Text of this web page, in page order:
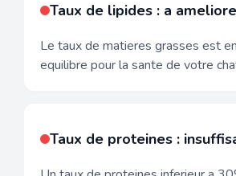
Taux de lipides : a
Le taux de matieres grasses est
equilibre pour la sante de votre
Taux de proteines :